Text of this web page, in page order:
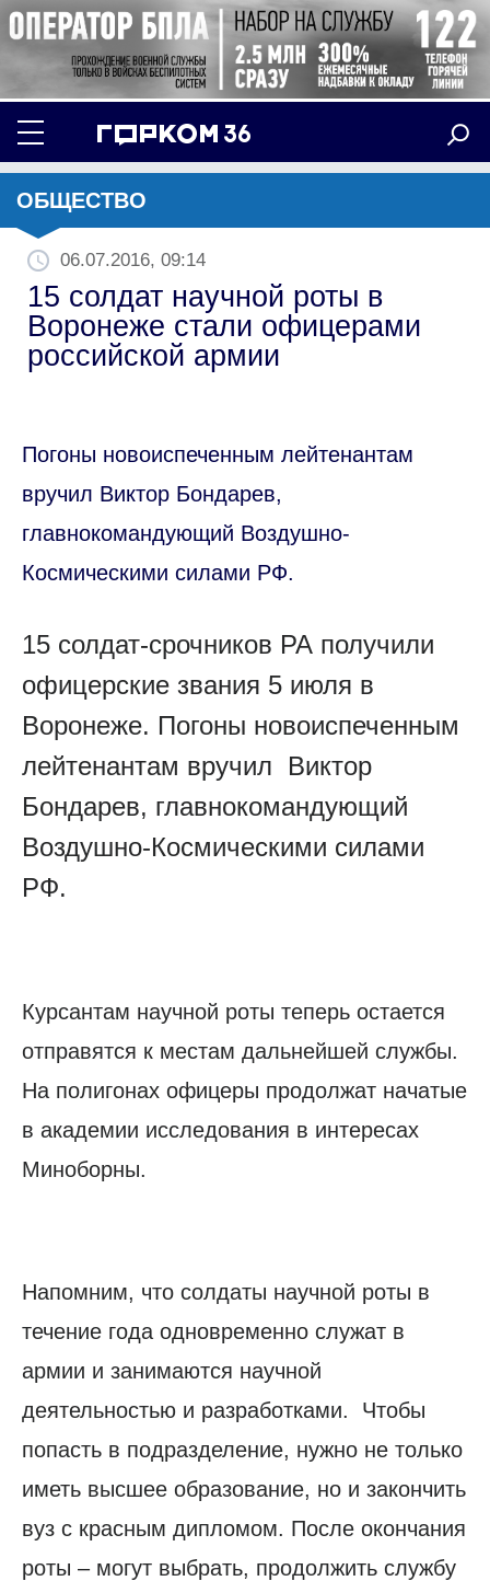
ОБЩЕСТВО
06.07.2016, 09:14
15 солдат научной роты в
Воронеже стали офицерами
российской армии
Погоны новоиспеченным лейтенантам
вручил Виктор Бондарев,
главнокомандующий Воздушно-
Космическими силами РФ.
15 солдат-срочников РА получили
офицерские звания 5 июля в
Воронеже. Погоны новоиспеченным
лейтенантам вручил Виктор
Бондарев, главнокомандующий
Воздушно-Космическими силами
РФ.
Курсантам научной роты теперь остается
отправятся к местам дальнейшей службы.
На полигонах офицеры продолжат начатые
в академии исследования в интересах
Миноборны.
Напомним, что солдаты научной роты в
течение года одновременно служат в
армии и занимаются научной
деятельностью и разработками. Чтобы
попасть в подразделение, нужно не только
иметь высшее образование, но и закончить
вуз с красным дипломом. После окончания
роты – могут выбрать, продолжить службу